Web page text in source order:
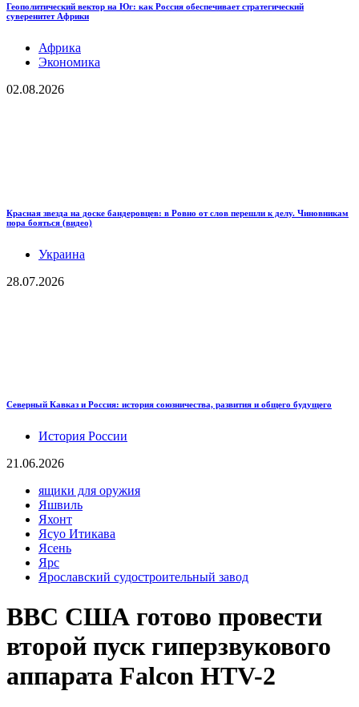
Геополитический вектор на Юг: как Россия обеспечивает стратегический
суверенитет Африки
Африка
Экономика
02.08.2026
Красная звезда на доске бандеровцев: в Ровно от слов перешли к делу. Чиновникам
пора бояться (видео)
Украина
28.07.2026
Северный Кавказ и Россия: история союзничества, развития и общего будущего
История России
21.06.2026
ящики для оружия
Яшвиль
Яхонт
Ясуо Итикава
Ясень
Ярс
Ярославский судостроительный завод
ВВС США готово провести
второй пуск гиперзвукового
аппарата Falcon HTV-2